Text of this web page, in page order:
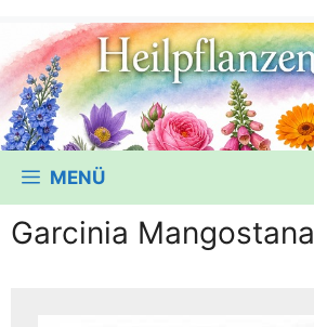
MENÜ
Garcinia Mangostana